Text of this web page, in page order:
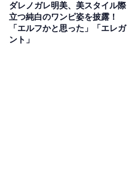
ダレノガレ明美、美スタイル際
立つ純白のワンピ姿を披露！
「エルフかと思った」「エレガ
ント」